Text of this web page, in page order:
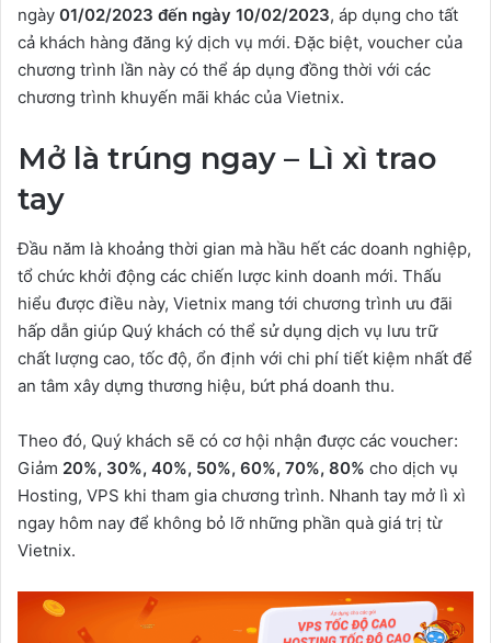
ngày 01/02/2023 đến ngày 10/02/2023, áp dụng cho tất
cả khách hàng đăng ký dịch vụ mới. Đặc biệt, voucher của
chương trình lần này có thể áp dụng đồng thời với các
chương trình khuyến mãi khác của Vietnix.
Mở là trúng ngay – Lì xì trao
tay
Đầu năm là khoảng thời gian mà hầu hết các doanh nghiệp,
tổ chức khởi động các chiến lược kinh doanh mới. Thấu
hiểu được điều này, Vietnix mang tới chương trình ưu đãi
hấp dẫn giúp Quý khách có thể sử dụng dịch vụ lưu trữ
chất lượng cao, tốc độ, ổn định với chi phí tiết kiệm nhất để
an tâm xây dựng thương hiệu, bứt phá doanh thu.
Theo đó, Quý khách sẽ có cơ hội nhận được các voucher:
Giảm 20%, 30%, 40%, 50%, 60%, 70%, 80% cho dịch vụ
Hosting, VPS khi tham gia chương trình. Nhanh tay mở lì xì
ngay hôm nay để không bỏ lỡ những phần quà giá trị từ
Vietnix.